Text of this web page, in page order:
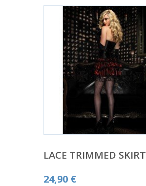
LACE TRIMMED SKIRT
24,90 €